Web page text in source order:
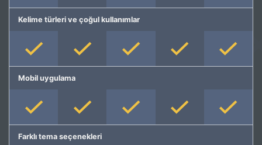
Kelime türleri ve çoğul kullanımlar
Mobil uygulama
Farklı tema seçenekleri